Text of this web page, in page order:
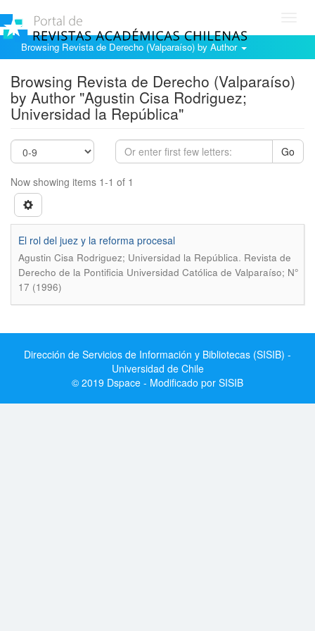
Browsing Revista de Derecho (Valparaíso) by Author
Browsing Revista de Derecho (Valparaíso)
by Author "Agustin Cisa Rodriguez;
Universidad la República"
Go
Now showing items 1-1 of 1
El rol del juez y la reforma procesal
Agustin Cisa Rodriguez; Universidad la República. Revista de
Derecho de la Pontificia Universidad Católica de Valparaíso; N°
17 (1996)
Dirección de Servicios de Información y Bibliotecas (SISIB) -
Universidad de Chile
© 2019 Dspace - Modificado por SISIB